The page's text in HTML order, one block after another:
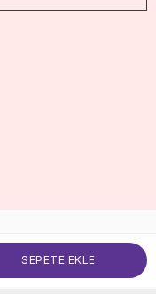
SEPETE EKLE